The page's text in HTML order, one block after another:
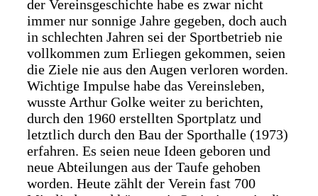
der Vereinsgeschichte habe es zwar nicht
immer nur sonnige Jahre gegeben, doch auch
in schlechten Jahren sei der Sportbetrieb nie
vollkommen zum Erliegen gekommen, seien
die Ziele nie aus den Augen verloren worden.
Wichtige Impulse habe das Vereinsleben,
wusste Arthur Golke weiter zu berichten,
durch den 1960 erstellten Sportplatz und
letztlich durch den Bau der Sporthalle (1973)
erfahren. Es seien neue Ideen geboren und
neue Abteilungen aus der Taufe gehoben
worden. Heute zählt der Verein fast 700